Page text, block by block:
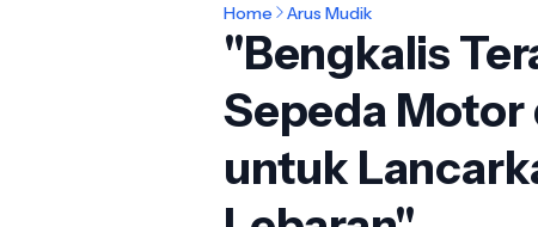
Home Arus Mudik
"Bengkalis
Sepeda Motor
untuk